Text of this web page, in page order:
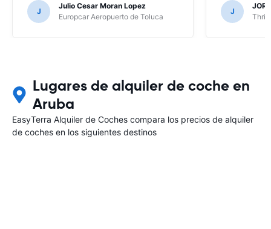
J
Julio Cesar Moran Lopez
Europcar Aeropuerto de Toluca
J
Lugares de alquiler de coche en
Aruba
EasyTerra Alquiler de Coches compara los precios de alquiler
de coches en los siguientes destinos